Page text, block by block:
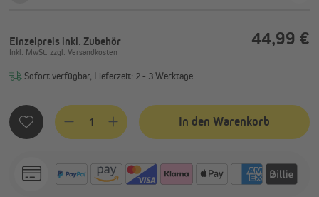
Einzelpreis inkl. Zubehör 44,99 €
Inkl. MwSt. zzgl. Versandkosten
Sofort verfügbar, Lieferzeit: 2 - 3 Werktage
Produkt Anzahl: Gib den gewünschten Wert ein oder
In den Warenkorb